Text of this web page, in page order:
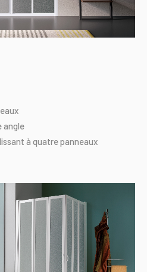
angle
à quatrepanneaux